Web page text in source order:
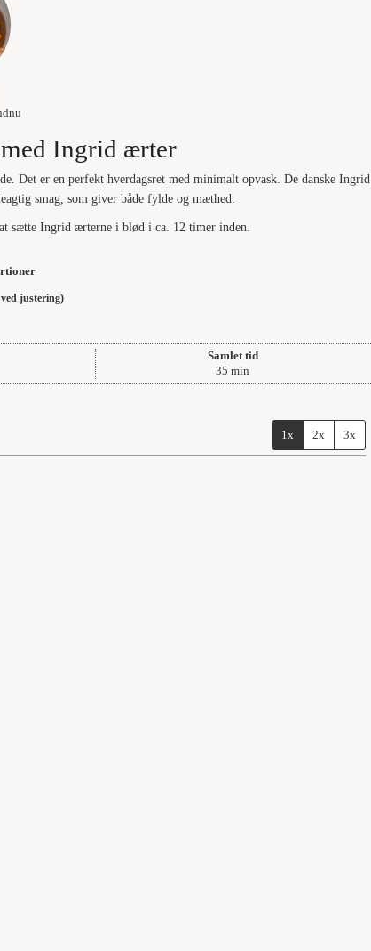
med Ingrid ærter
Det er en perfekt hverdagsret med minimalt opvask. De danske Ingrid
smag, som giver både fylde og mæthed.
sætte Ingrid ærterne i blød i ca. 12 timer inden.
justering)
Samlet tid
35 minutter
min
1x 2x 3x